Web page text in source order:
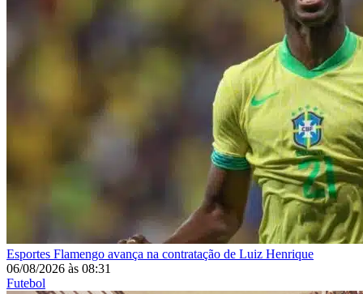
Esportes Flamengo avança na contratação de Luiz Henrique
06/08/2026 às 08:31
Futebol